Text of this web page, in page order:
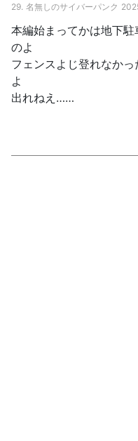
29. 名無しのサイバーパンク
本編始まってかは地下
のよ
フェンスよじ登れなか
よ
出れねえ……